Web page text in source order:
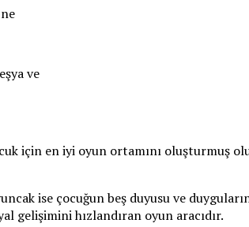
ve
için en iyi oyun ortamını oluşturmuş
ise çocuğun beş duyusu ve
gelişimini hızlandıran oyun aracıdır.